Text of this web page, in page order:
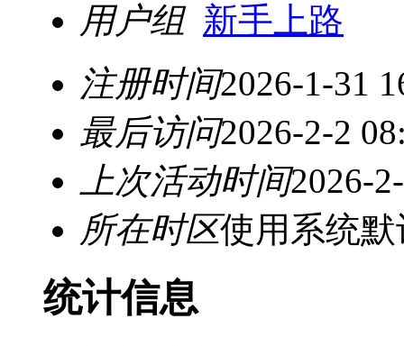
用户组 新手上路
注册时间2026-1-31
最后访问2026-2-2
上次活动时间2026-
所在时区使用系统默
统计信息